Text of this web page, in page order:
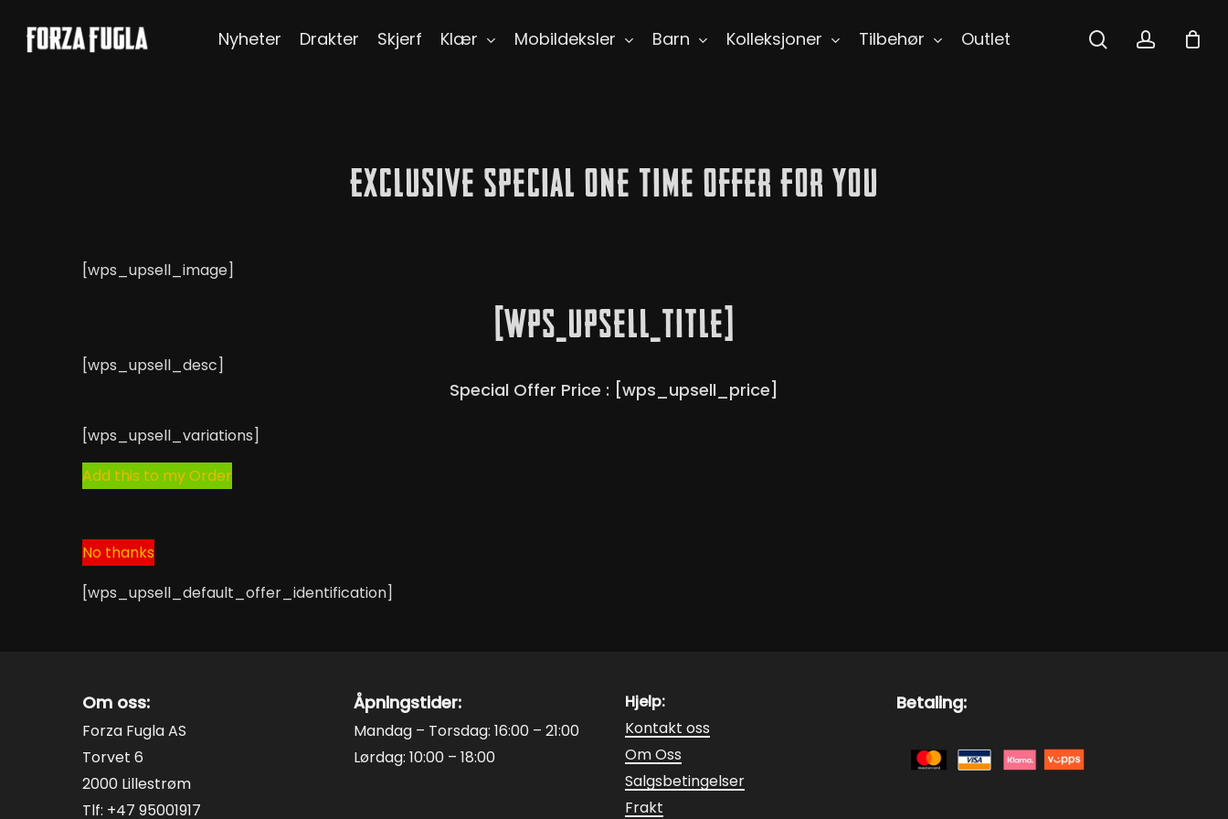
Nyheter Drakter Skjerf Klær Mobildeksler Barn Kolleksjoner Tilbehør Outlet search
Exclusive Special One Time Offer For You
[wps_upsell_image]
[wps_upsell_title]
[wps_upsell_desc]
Special Offer Price : [wps_upsell_price]
[wps_upsell_variations]
Add this to my Order
No thanks
[wps_upsell_default_offer_identification]
Om oss:
Forza Fugla AS
Torvet 6
2000 Lillestrøm
Tlf: +47 95001917
Åpningstider:
Mandag – Torsdag: 16:00 – 21:00
Lørdag: 10:00 – 18:00
Hjelp:
Kontakt oss
Om Oss
Salgsbetingelser
Frakt
Betaling: